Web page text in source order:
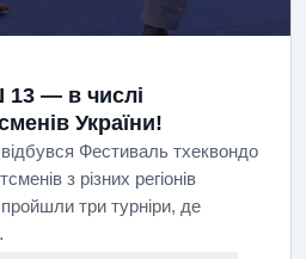
— в числі
України!
Фестиваль тхеквондо
з різних регіонів
три турніри, де